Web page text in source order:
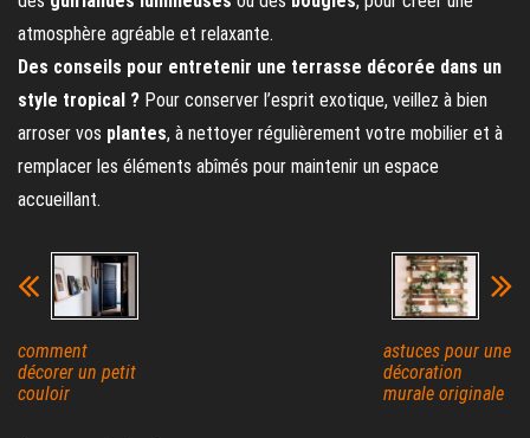
atmosphère agréable et relaxante.
Des conseils pour entretenir une terrasse décorée dans un
style tropical ? Pour conserver l’esprit exotique, veillez à bien
arroser vos plantes, à nettoyer régulièrement votre mobilier et à
remplacer les éléments abîmés pour maintenir un espace
accueillant.
comment
décorer un petit
couloir
astuces pour une
décoration
murale originale